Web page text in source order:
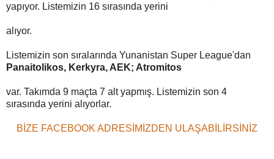
yapıyor. Listemizin 16 sırasında yerini
alıyor.
Listemizin son sıralarında Yunanistan Super League'dan
Panaitolikos, Kerkyra, AEK; Atromitos
var. Takımda 9 maçta 7 alt yapmış. Listemizin son 4
sırasında yerini alıyorlar.
BİZE FACEBOOK ADRESİMİZDEN ULAŞABİLİRSİNİZ